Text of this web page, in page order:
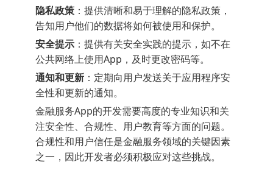
隐私政策：提供清晰和易于理解的隐私政策，
告知用户他们的数据将如何被使用和保护。
安全提示：提供有关安全实践的提示，如不在
公共网络上使用App，及时更改密码等。
通知和更新：定期向用户发送关于应用程序安
全性和更新的通知。
金融服务App的开发需要高度的专业知识和关
注安全性、合规性、用户教育等方面的问题。
合规性和用户信任是金融服务领域的关键因素
之一，因此开发者必须积极应对这些挑战。